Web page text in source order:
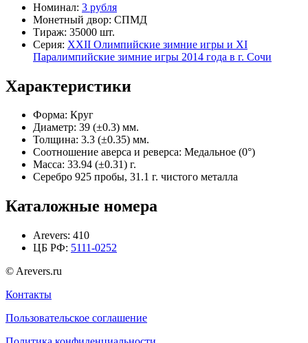
Номинал: 3 рубля
Монетный двор: СПМД
Тираж: 35000 шт.
Серия: XXII Олимпийские зимние игры и XI
Паралимпийские зимние игры 2014 года в г. Сочи
Характеристики
Форма: Круг
Диаметр: 39 (±0.3) мм.
Толщина: 3.3 (±0.35) мм.
Соотношение аверса и реверса: Медальное (0°)
Масса: 33.94 (±0.31) г.
Серебро 925 пробы, 31.1 г. чистого металла
Каталожные номера
Arevers: 410
ЦБ РФ: 5111-0252
© Arevers.ru
Контакты
Пользовательское соглашение